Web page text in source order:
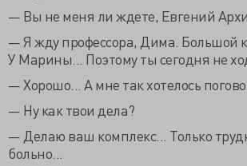
— Вы не меня ли ждете, Евгений
— Я жду профессора, Дима. Большой
У Марины... Поэтому ты сегодня не
— Хорошо... А мне так хотелось
— Ну как твои дела?
— Делаю ваш комплекс... Только
больно...